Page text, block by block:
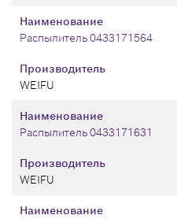
Производитель
WEIFU
Наименование
Распылитель 0433171564
Производитель
WEIFU
Наименование
Распылитель 0433171631
Наименование